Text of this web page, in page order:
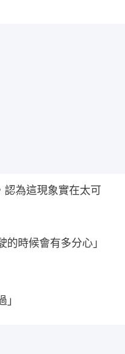
認為這現象實在太可
的時候會有多分心」